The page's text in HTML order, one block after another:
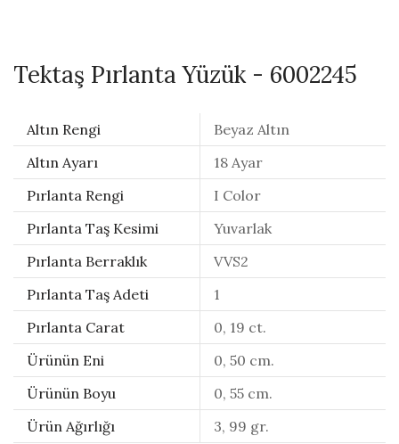
Tektaş Pırlanta Yüzük - 6002245
Altın Rengi
Beyaz Altın
Altın Ayarı
18 Ayar
Pırlanta Rengi
I Color
Pırlanta Taş Kesimi
Yuvarlak
Pırlanta Berraklık
VVS2
Pırlanta Taş Adeti
1
Pırlanta Carat
0, 19 ct.
Ürünün Eni
0, 50 cm.
Ürünün Boyu
0, 55 cm.
Ürün Ağırlığı
3, 99 gr.